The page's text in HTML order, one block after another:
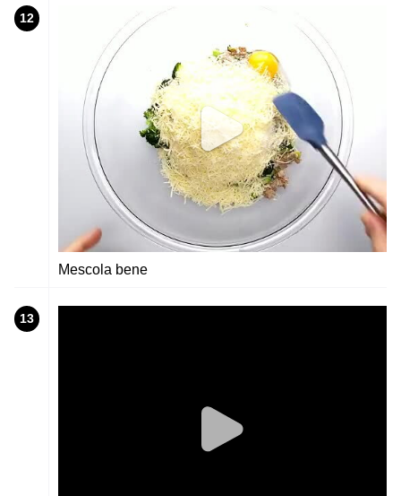
12
Mescola bene
13